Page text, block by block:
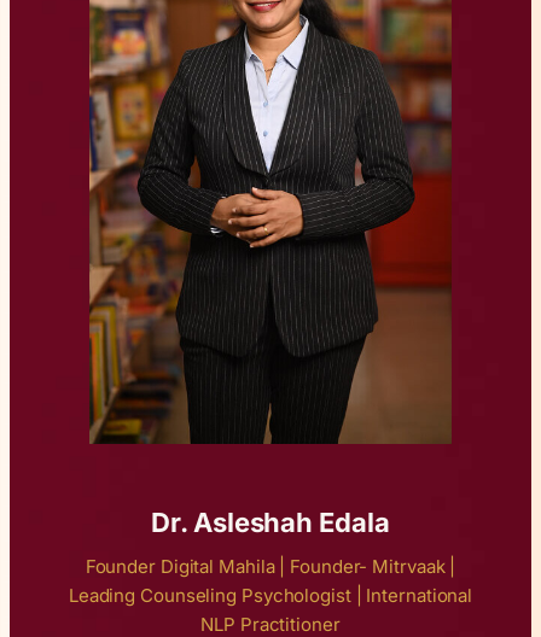
Dr. Asleshah Edala
Founder Digital Mahila | Founder- Mitrvaak |
Leading Counseling Psychologist | International
NLP Practitioner